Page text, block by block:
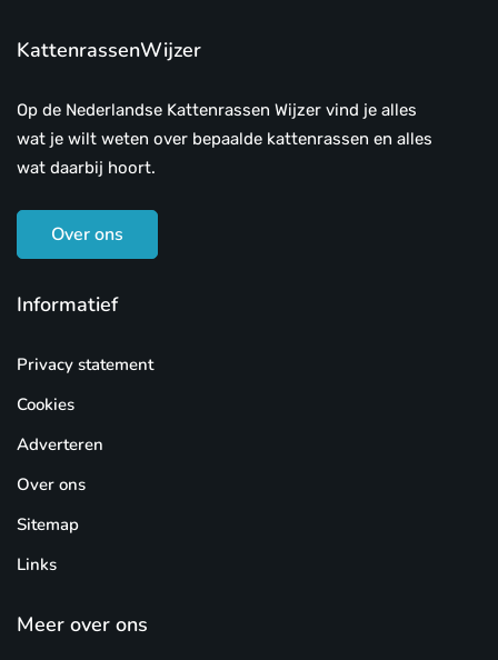
KattenrassenWijzer
Op de Nederlandse Kattenrassen Wijzer vind je alles
wat je wilt weten over bepaalde kattenrassen en alles
wat daarbij hoort.
Over ons
Informatief
Privacy statement
Cookies
Adverteren
Over ons
Sitemap
Links
Meer over ons